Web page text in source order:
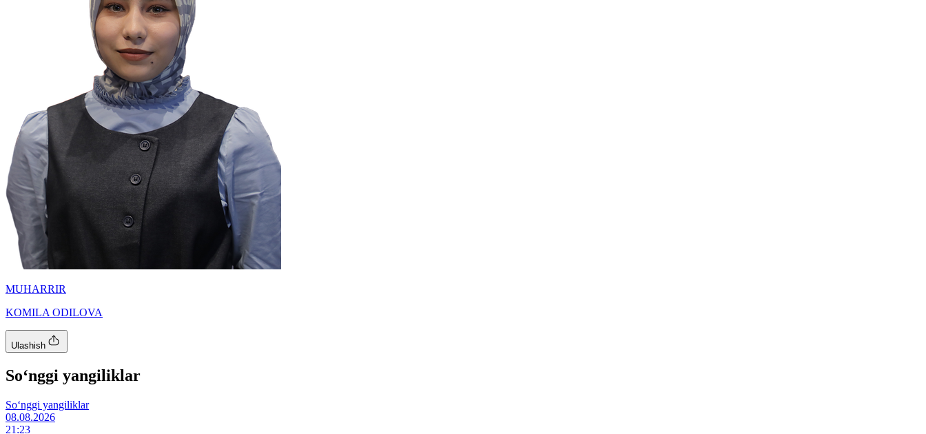
MUHARRIR
KOMILA ODILOVA
Ulashish
So‘nggi yangiliklar
So‘nggi yangiliklar
08.08.2026
21:23